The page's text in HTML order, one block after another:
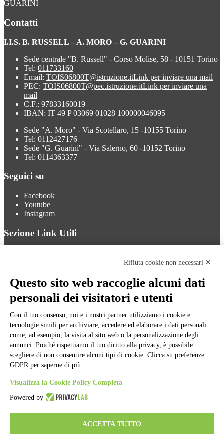
GUARINI
Contatti
I.I.S. B. RUSSELL – A. MORO – G. GUARINI
Sede centrale "B. Russell" - Corso Molise, 58 - 10151 Torino
Tel: 011733160
Email: TOIS06800T@istruzione.itLink per inviare una mail
PEC: TOIS06800T@pec.istruzione.itLink per inviare una
mail
C.F.: 97833160019
IBAN: IT 49 P 03069 01028 100000046095
Sede "A. Moro" - Via Scotellaro, 15 -10155 Torino
Tel: 0112427176
Sede "G. Guarini" - Via Salerno, 60 -10152 Torino
Tel: 0114363377
Seguici su
Facebook
Youtube
Instagram
Sezione Link Utili
Ufficio Relazioni con il Pubblico
Dichiarazione di accessibilità
Obiettivi di accessibilità
Gestione consensi cookie
Amministrazione trasparente
Pagina visualizzata
8787 volte
Sezione Copyright
Copyright 2026 | Engineered and powered by Gruppo Spaggiari
Parma S.p.A. | Divisione Publishing & New Social Media
Rifiuta cookie non necessari ✕
Questo sito web raccoglie alcuni dati
personali dei visitatori e utenti
Con il tuo consenso, noi e i nostri partner utilizziamo i cookie e
tecnologie simili per archiviare, accedere ed elaborare i dati personali
come, ad esempio, la visita al sito web o la personalizzazione degli
annunci. Poiché rispettiamo il tuo diritto alla privacy, è possibile
scegliere di non consentire alcuni tipi di cookie. Clicca su preferenze
GDPR per saperne di più.
Visualizza la Cookie Policy Completa
Powered by
ACCETTA TUTTO